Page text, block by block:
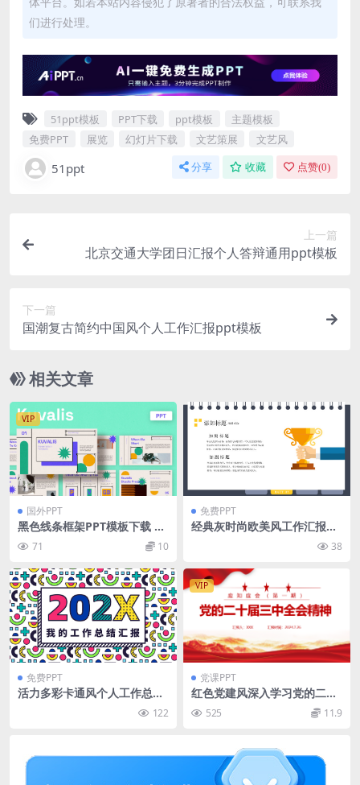
们进行处理。
51ppt模板 PPT下载 ppt模板
主题模板
免费PPT
展览 幻灯片下载 文艺策展 文艺风
51ppt 分享 收藏 点赞(0)
上一篇
北京交通大学团日汇报个人答辩通用ppt模板
下一篇
国潮复古简约中国风个人工作汇报ppt模板
相关文章
VIP
国外PPT
黑色线条框架PPT模板下载 Ku
valis – Poewrpoint Templat
e 71 10
免费PPT
经典灰时尚欧美风工作汇报pp
38
免费PPT
活力多彩卡通风个人工作总结
122
VIP
党课PPT
红色党建风深入学习党的二十
届三中全会课件PPT模板
525 11.9